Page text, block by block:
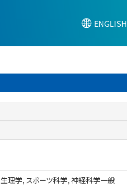
ENGLISH
理学, スポーツ科学, 神経科学一般